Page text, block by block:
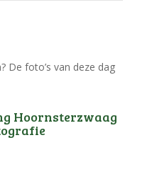
De foto’s van deze dag
Hoornsterzwaag